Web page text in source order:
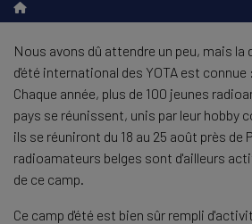
Nous avons dû attendre un peu, mais
d'été international des YOTA est
Chaque année, plus de 100 jeunes
pays se réunissent, unis par leur hobby
ils se réuniront du 18 au 25 août près de
radioamateurs belges sont d'ailleurs
de ce camp.
Ce camp d'été est bien sûr rempli